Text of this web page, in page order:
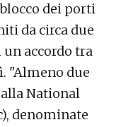
dei porti
da circa due
accordo tra
"Almeno due
National
denominate